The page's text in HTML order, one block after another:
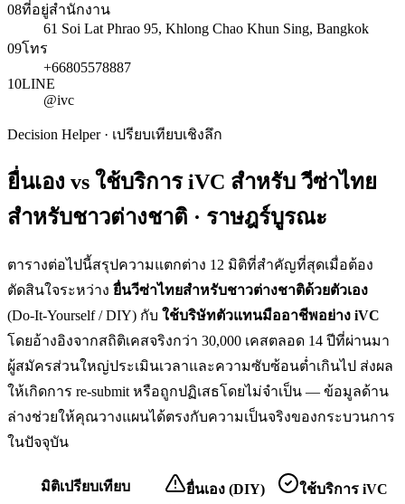
08ที่อยู่สำนักงาน
61 Soi Lat Phrao 95, Khlong Chao Khun Sing, Bangkok
09โทร
+66805578887
10LINE
@ivc
Decision Helper · เปรียบเทียบเชิงลึก
ยื่นเอง vs ใช้บริการ iVC สำหรับวีซ่าไทย
สำหรับชาวต่างชาติ · ราษฎร์บูรณะ
ตารางต่อไปนี้สรุปความแตกต่าง 12 มิติที่สำคัญที่สุดเมื่อต้อง
ตัดสินใจระหว่าง ยื่นวีซ่าไทยสำหรับชาวต่างชาติด้วยตัวเอง
(Do-It-Yourself / DIY) กับ ใช้บริษัทตัวแทนมืออาชีพอย่าง iVC
โดยอ้างอิงจากสถิติเคสจริงกว่า 30,000 เคสตลอด 14 ปีที่ผ่านมา
ผู้สมัครส่วนใหญ่ประเมินเวลาและความซับซ้อนต่ำเกินไป ส่งผล
ให้เกิดการ re-submit หรือถูกปฏิเสธโดยไม่จำเป็น — ข้อมูลด้าน
ล่างช่วยให้คุณวางแผนได้ตรงกับความเป็นจริงของกระบวนการ
ในปัจจุบัน
มิติเปรียบเทียบ ยื่นเอง (DIY) ใช้บริการ iVC